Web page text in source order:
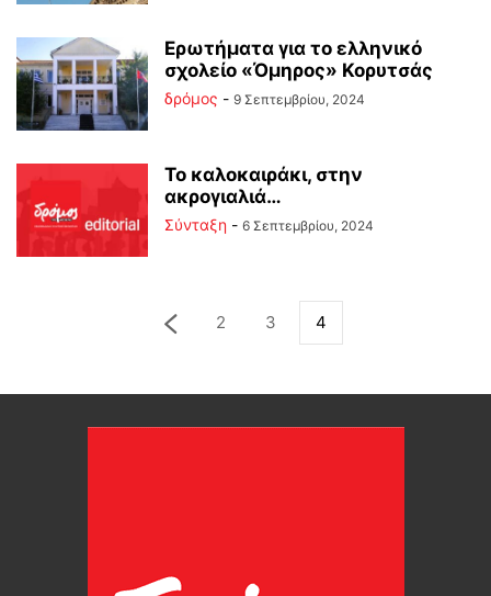
Ερωτήματα για το ελληνικό
σχολείο «Όμηρος» Κορυτσάς
δρόμος - 9 Σεπτεμβρίου, 2024
Το καλοκαιράκι, στην
ακρογιαλιά…
Σύνταξη - 6 Σεπτεμβρίου, 2024
2 3 4